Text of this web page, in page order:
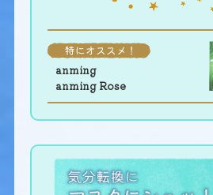
anming
anming Rose